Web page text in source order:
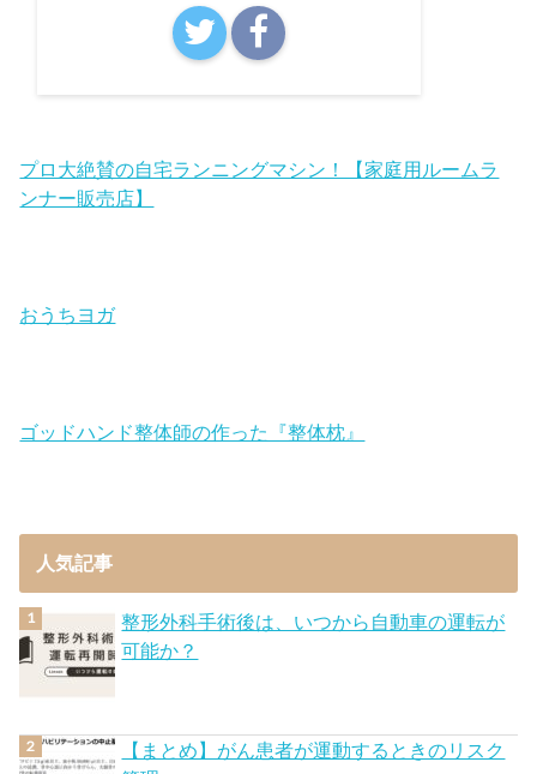
プロ大絶賛の自宅ランニングマシン！【家庭用ルームラ
ンナー販売店】
おうちヨガ
ゴッドハンド整体師の作った『整体枕』
人気記事
整形外科手術後は、いつから自動車の運転が
可能か？
【まとめ】がん患者が運動するときのリスク